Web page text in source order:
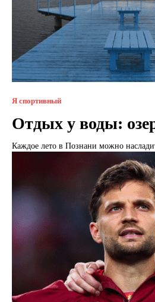
Я спортивный
Отдых у воды:
Каждое лето в Познани можно